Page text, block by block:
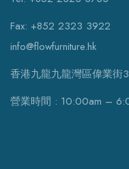
Fax: +852 2323 3922
info@flowfurniture.hk
香港九龍九龍灣區偉業街
營業時間 : 10:00am –